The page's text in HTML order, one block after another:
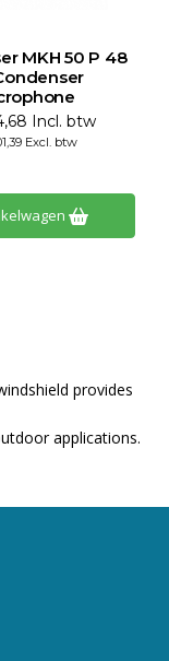
MKH 50 P 48
Incl. btw
Excl. btw
provides
applications.